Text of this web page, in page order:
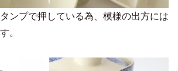
ンプで押している為、模様の出方には
。